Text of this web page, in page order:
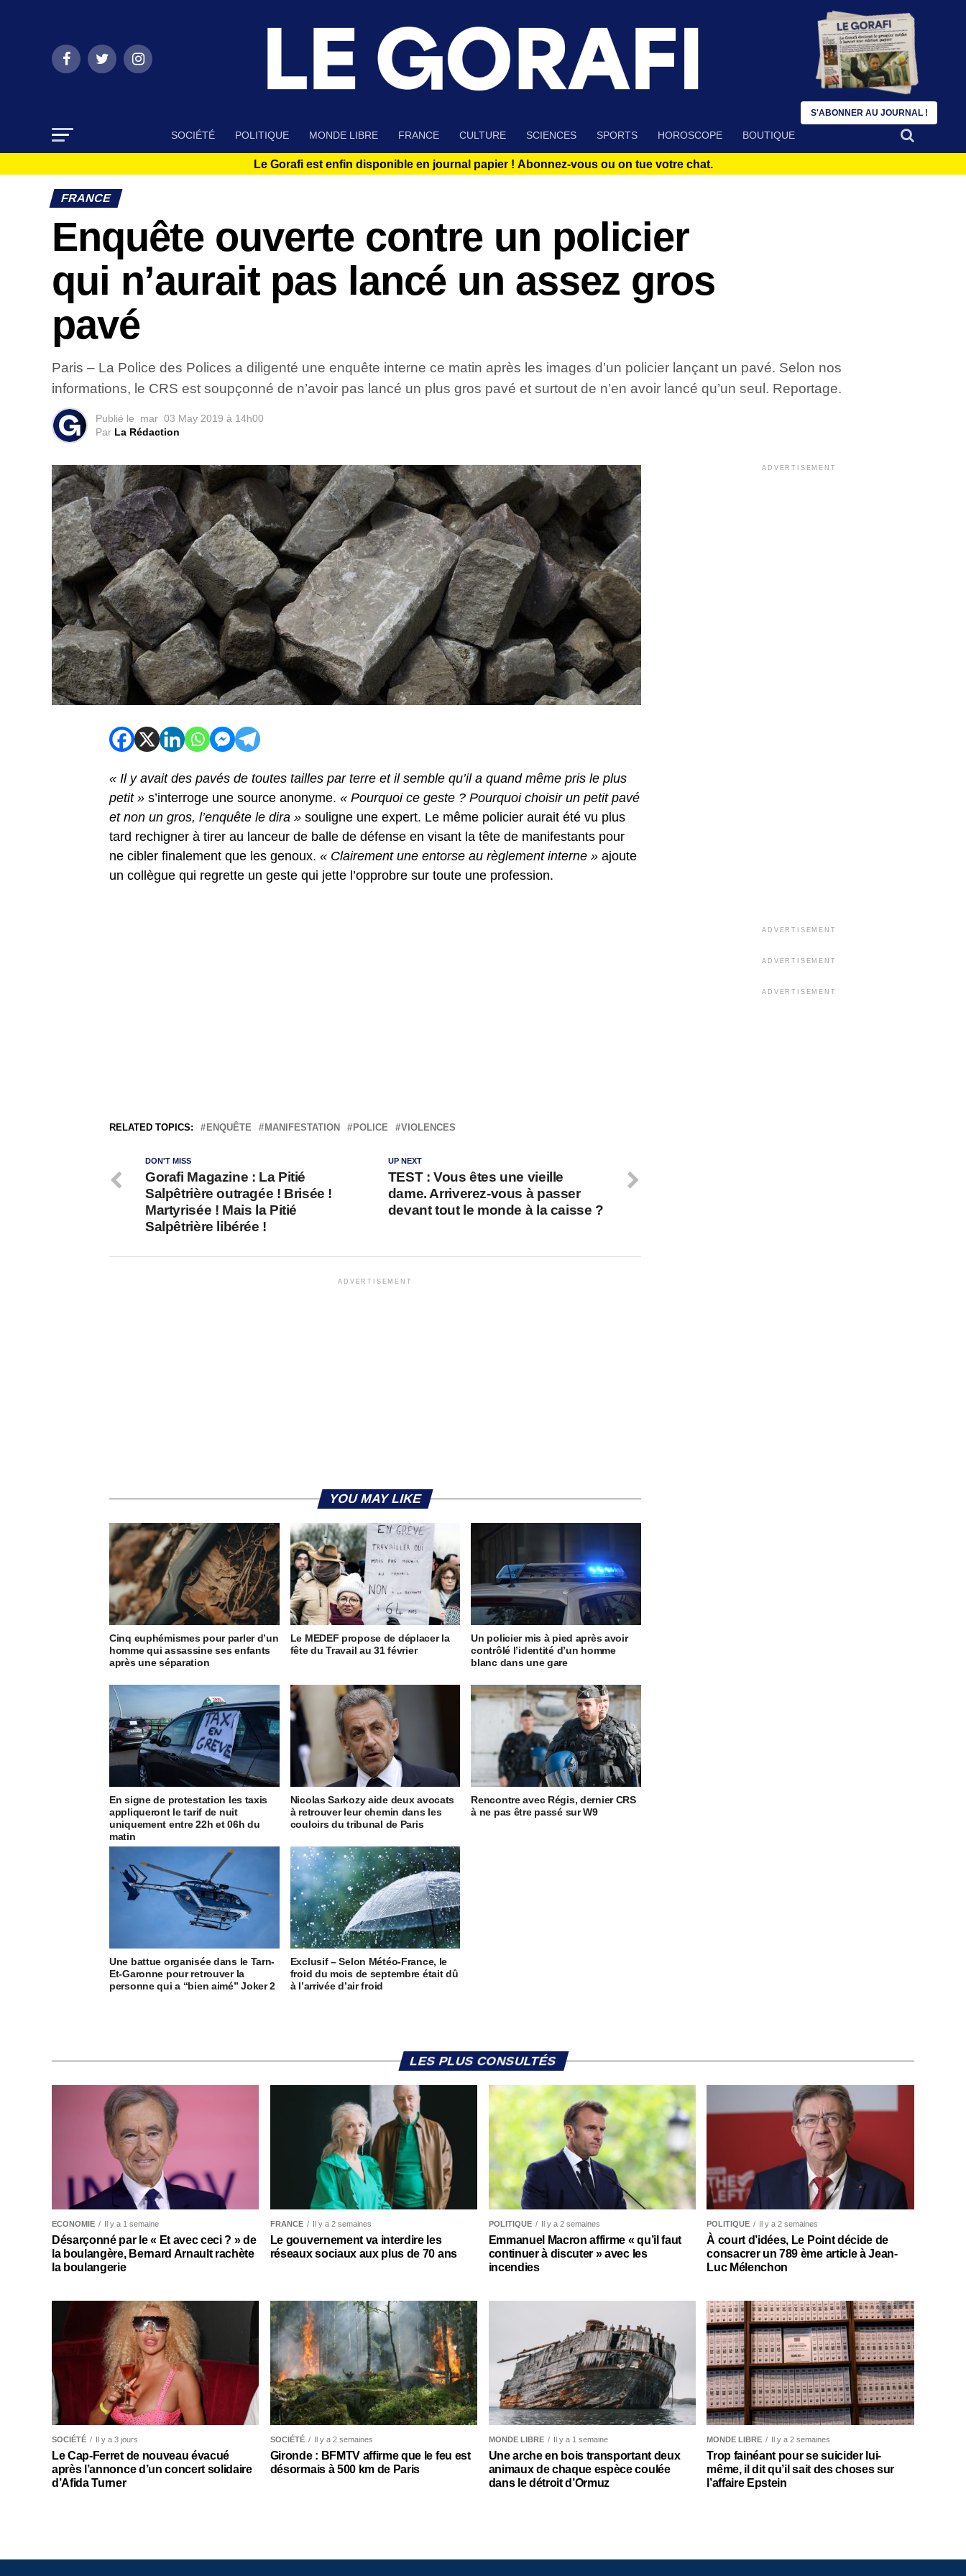
SOCIÉTÉ POLITIQUE MONDE LIBRE FRANCE CULTURE SCIENCES SPORTS HOROSCOPE BOUTIQUE
Le Gorafi est enfin disponible en journal papier ! Abonnez-vous ou on tue votre chat.
FRANCE
Enquête ouverte contre un policier
qui n’aurait pas lancé un assez gros
pavé
Paris – La Police des Polices a diligenté une enquête interne ce matin après les images d’un policier lançant un pavé. Selon nos
informations, le CRS est soupçonné de n’avoir pas lancé un plus gros pavé et surtout de n’en avoir lancé qu’un seul. Reportage.
Publié le mar 03 May 2019 à 14h00
Par La Rédaction
« Il y avait des pavés de toutes tailles par terre et il semble qu’il a quand même pris le plus
petit » s’interroge une source anonyme. « Pourquoi ce geste ? Pourquoi choisir un petit pavé
et non un gros, l’enquête le dira » souligne une expert. Le même policier aurait été vu plus
tard rechigner à tirer au lanceur de balle de défense en visant la tête de manifestants pour
ne cibler finalement que les genoux. « Clairement une entorse au règlement interne » ajoute
un collègue qui regrette un geste qui jette l’opprobre sur toute une profession.
RELATED TOPICS: ENQUÊTE MANIFESTATION POLICE VIOLENCES
UP NEXT
TEST : Vous êtes une vieille
dame. Arriverez-vous à passer
devant tout le monde à la caisse ?
DON'T MISS
Gorafi Magazine : La Pitié
Salpêtrière outragée ! Brisée !
Martyrisée ! Mais la Pitié
Salpêtrière libérée !
ADVERTISEMENT
YOU MAY LIKE
Cinq euphémismes pour parler d’un
homme qui assassine ses enfants
après une séparation
Le MEDEF propose de déplacer la
fête du Travail au 31 février
Un policier mis à pied après avoir
contrôlé l’identité d’un homme
blanc dans une gare
En signe de protestation les taxis
appliqueront le tarif de nuit
uniquement entre 22h et 06h du
matin
Nicolas Sarkozy aide deux avocats
à retrouver leur chemin dans les
couloirs du tribunal de Paris
Rencontre avec Régis, dernier CRS
à ne pas être passé sur W9
Une battue organisée dans le Tarn-
Et-Garonne pour retrouver la
personne qui a “bien aimé” Joker 2
Exclusif – Selon Météo-France, le
froid du mois de septembre était dû
à l’arrivée d’air froid
ADVERTISEMENT
ADVERTISEMENT
ADVERTISEMENT
ADVERTISEMENT
LES PLUS CONSULTÉS
ECONOMIE Il y a 1 semaine
Désarçonné par le « Et avec ceci ? » de
la boulangère, Bernard Arnault rachète
la boulangerie
FRANCE Il y a 2 semaines
Le gouvernement va interdire les
réseaux sociaux aux plus de 70 ans
POLITIQUE Il y a 2 semaines
Emmanuel Macron affirme « qu’il faut
continuer à discuter » avec les
incendies
POLITIQUE Il y a 2 semaines
À court d’idées, Le Point décide de
consacrer un 789 ème article à Jean-
Luc Mélenchon
SOCIÉTÉ Il y a 3 jours
Le Cap-Ferret de nouveau évacué
après l’annonce d’un concert solidaire
d’Afida Turner
SOCIÉTÉ Il y a 2 semaines
Gironde : BFMTV affirme que le feu est
désormais à 500 km de Paris
MONDE LIBRE Il y a 1 semaine
Une arche en bois transportant deux
animaux de chaque espèce coulée
dans le détroit d’Ormuz
MONDE LIBRE Il y a 2 semaines
Trop fainéant pour se suicider lui-
même, il dit qu’il sait des choses sur
l’affaire Epstein
S'ABONNER AU JOURNAL !